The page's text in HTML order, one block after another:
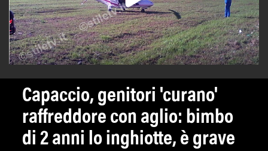
Capaccio, genitori 'curano'
raffreddore con aglio: bimbo
di 2 anni lo inghiotte, è grave